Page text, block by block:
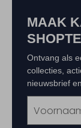
MAAK
Ontvang als
collecties,
nieuwsbrief